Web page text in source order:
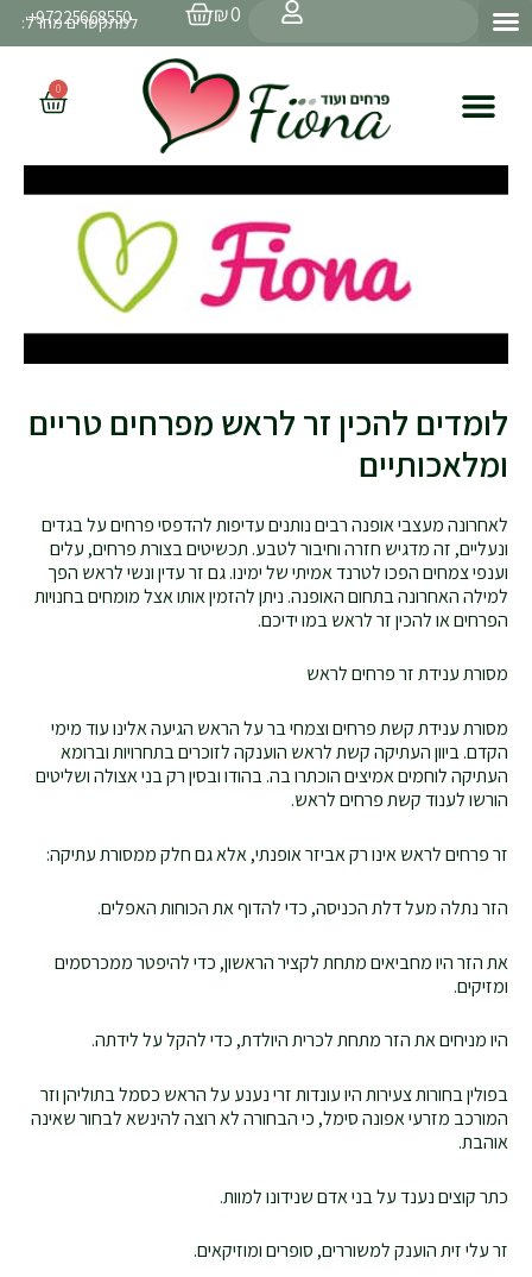
דילוג
לתוכן
₪0 עגלת
קניות למתקשרים מחו״ל:
97225668550+
0
עגלת
לומדים להכין זר לראש מפרחים טריים
ומלאכותיים
לאחרונה מעצבי אופנה רבים נותנים עדיפות להדפסי פרחים על בגדים
ונעליים, זה מדגיש חזרה וחיבור לטבע. תכשיטים בצורת פרחים, עלים
וענפי צמחים הפכו לטרנד אמיתי של ימינו. גם זר עדין ונשי לראש הפך
למילה האחרונה בתחום האופנה. ניתן להזמין אותו אצל מומחים בחנויות
הפרחים או להכין זר לראש במו ידיכם.
מסורת ענידת זר פרחים לראש
מסורת ענידת קשת פרחים וצמחי בר על הראש הגיעה אלינו עוד מימי
הקדם. ביוון העתיקה קשת לראש הוענקה לזוכרים בתחרויות וברומא
העתיקה לוחמים אמיצים הוכתרו בה. בהודו ובסין רק בני אצולה ושליטים
הורשו לענוד קשת פרחים לראש.
זר פרחים לראש אינו רק אביזר אופנתי, אלא גם חלק ממסורת עתיקה:
הזר נתלה מעל דלת הכניסה, כדי להדוף את הכוחות האפלים.
את הזר היו מחביאים מתחת לקציר הראשון, כדי להיפטר ממכרסמים
ומזיקים.
היו מניחים את הזר מתחת לכרית היולדת, כדי להקל על לידתה.
בפולין בחורות צעירות היו עונדות זרי נענע על הראש כסמל בתוליהן וזר
המורכב מזרעי אפונה סימל, כי הבחורה לא רוצה להינשא לבחור שאינה
אוהבת.
כתר קוצים נענד על בני אדם שנידונו למוות.
זר עלי זית הוענק למשוררים, סופרים ומוזיקאים.